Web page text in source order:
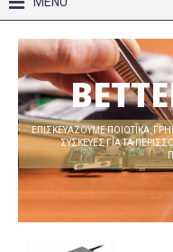
ΕΠΙΣΚΕΥΆΖΟΥΜΕ ΠΟΙΟΤΙΚΆ,
ΣΥΣΚΕΥΈΣ ΓΙΑ ΤΑ